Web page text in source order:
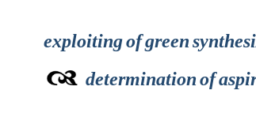
exploiting of green
determination of